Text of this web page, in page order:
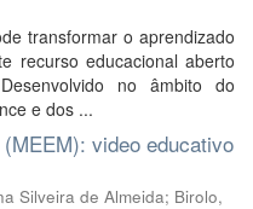
transformar o aprendizado
recurso educacional aberto
no âmbito do
e dos ...
video educativo
Silveira de Almeida; Birolo,